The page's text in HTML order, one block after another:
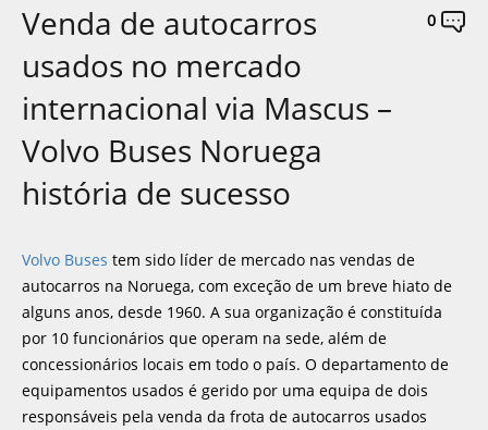
Venda de autocarros
usados no mercado
internacional via Mascus –
Volvo Buses Noruega
história de sucesso
0
Volvo Buses tem sido líder de mercado nas vendas de
autocarros na Noruega, com exceção de um breve hiato de
alguns anos, desde 1960. A sua organização é constituída
por 10 funcionários que operam na sede, além de
concessionários locais em todo o país. O departamento de
equipamentos usados é gerido por uma equipa de dois
responsáveis pela venda da frota de autocarros usados